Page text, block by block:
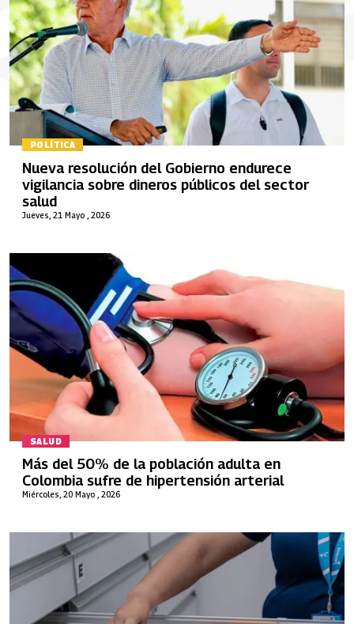
POLÍTICA
Jueves, 21 Mayo , 2026
Nueva resolución del Gobierno endurece
vigilancia sobre dineros públicos del sector
salud
SALUD
Miércoles, 20 Mayo , 2026
Más del 50% de la población adulta en
Colombia sufre de hipertensión arterial